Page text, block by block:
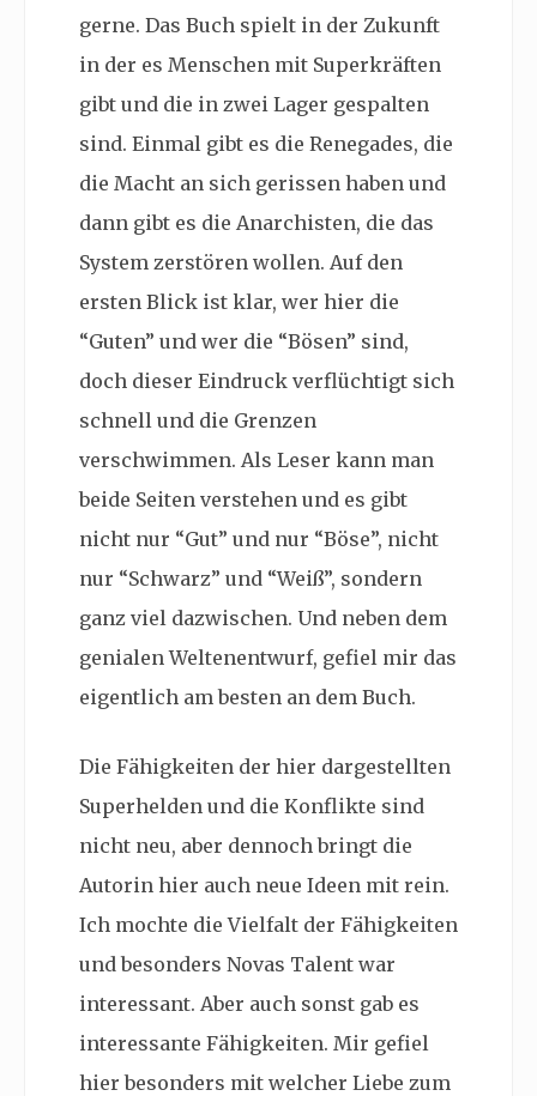
gerne. Das Buch spielt in der Zukunft
in der es Menschen mit Superkräften
gibt und die in zwei Lager gespalten
sind. Einmal gibt es die Renegades, die
die Macht an sich gerissen haben und
dann gibt es die Anarchisten, die das
System zerstören wollen. Auf den
ersten Blick ist klar, wer hier die
“Guten” und wer die “Bösen” sind,
doch dieser Eindruck verflüchtigt sich
schnell und die Grenzen
verschwimmen. Als Leser kann man
beide Seiten verstehen und es gibt
nicht nur “Gut” und nur “Böse”, nicht
nur “Schwarz” und “Weiß”, sondern
ganz viel dazwischen. Und neben dem
genialen Weltenentwurf, gefiel mir das
eigentlich am besten an dem Buch.
Die Fähigkeiten der hier dargestellten
Superhelden und die Konflikte sind
nicht neu, aber dennoch bringt die
Autorin hier auch neue Ideen mit rein.
Ich mochte die Vielfalt der Fähigkeiten
und besonders Novas Talent war
interessant. Aber auch sonst gab es
interessante Fähigkeiten. Mir gefiel
hier besonders mit welcher Liebe zum